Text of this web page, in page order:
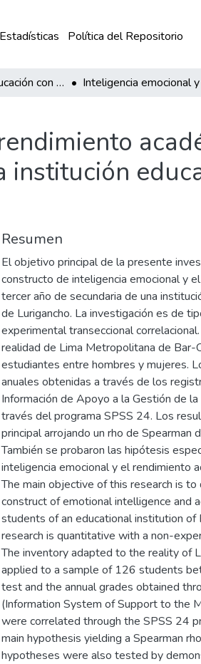
Estadísticas Política del Repositorio
Maestría en Educación con mención en Gestión de Instituciones Educativas
institución
Resumen
El objetivo principal de la presente
constructo de inteligencia emocional y
tercer año de secundaria de una
de Lurigancho. La investigación es de
experimental transeccional
realidad de Lima Metropolitana de Bar-
estudiantes entre hombres y mujeres.
anuales obtenidas a través de los
Información de Apoyo a la Gestión de
través del programa SPSS 24. Los
principal arrojando un rho de Spearman
También se probaron las hipótesis
inteligencia emocional y el rendimiento
The main objective of this research is
construct of emotional intelligence and
students of an educational institution of
research is quantitative with a non-
The inventory adapted to the reality of
applied to a sample of 126 students
test and the annual grades obtained
(Information System of Support to the
were correlated through the SPSS 24
main hypothesis yielding a Spearman
hypotheses were also tested by